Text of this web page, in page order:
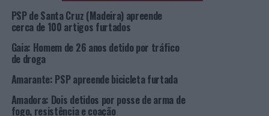
seria para defesa pessoal.
O detido foi notificado para comparecer na Instância
Central Tribunal Judicial da Comarca de Cascais.
PSP de Santa Cruz (Madeira) apreende
cerca de 100 artigos furtados
Gaia: Homem de 26 anos detido por tráfico
de droga
Amarante: PSP apreende bicicleta furtada
Amadora: Dois detidos por posse de arma de
fogo, resistência e coação